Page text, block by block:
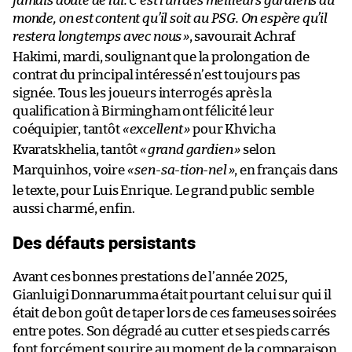
monde, on est content qu’il soit au PSG. On espère qu’il
restera longtemps avec nous», savourait Achraf
Hakimi, mardi, soulignant que la prolongation de
contrat du principal intéressé n’est toujours pas
signée. Tous les joueurs interrogés après la
qualification à Birmingham ont félicité leur
coéquipier, tantôt«excellent»pour Khvicha
Kvaratskhelia, tantôt«grand gardien» selon
Marquinhos, voire«sen-sa-tion-nel», en français dans
le texte, pour Luis Enrique. Le grand public semble
aussi charmé, enfin.
Des défauts persistants
Avant ces bonnes prestations de l’année 2025,
Gianluigi Donnarumma était pourtant celui sur qui il
était de bon goût de taper lors de ces fameuses soirées
entre potes. Son dégradé au cutter et ses pieds carrés